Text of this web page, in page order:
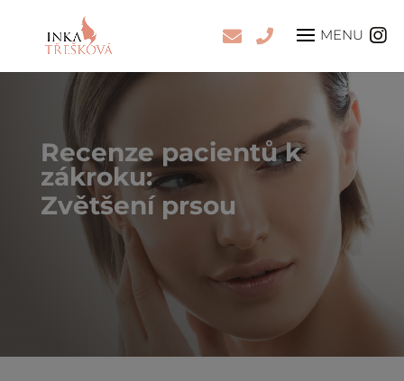
Zvětšení prsou